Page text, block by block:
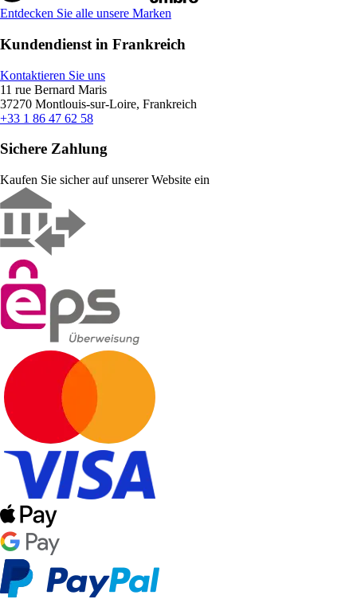
Entdecken Sie alle unsere Marken
Kundendienst in Frankreich
Kontaktieren Sie uns
11 rue Bernard Maris
37270 Montlouis-sur-Loire, Frankreich
+33 1 86 47 62 58
Sichere Zahlung
Kaufen Sie sicher auf unserer Website ein